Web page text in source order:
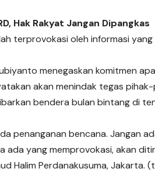
Hak Rakyat Jangan Dipangkas
terprovokasi oleh informasi yang
menegaskan komitmen
akan menindak tegas
bendera bulan bintang di
penanganan bencana. Jangan
ada yang memprovokasi, akan
Halim Perdanakusuma, Jakarta.